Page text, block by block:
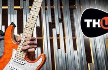
DTM
ヴィンテージ